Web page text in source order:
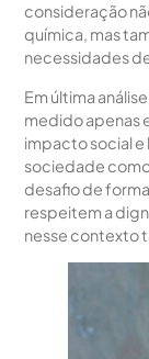
consideração
química, mas
necessidades
Em última
medido apenas
impacto social e
sociedade
desafio de
respeitem a
nesse contexto